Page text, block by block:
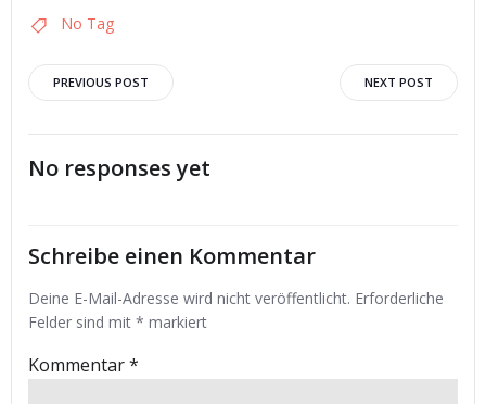
No Tag
Post
navigation
PREVIOUS POST
navigation
NEXT POST
No responses yet
Schreibe einen Kommentar
Deine E-Mail-Adresse wird nicht veröffentlicht. Erforderliche
Felder sind mit * markiert
Kommentar*